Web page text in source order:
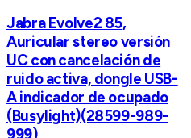
Jabra Evolve2 85,
Auricular stereo versión
UC con cancelación de
ruido activa, dongle USB-
A indicador de ocupado
(Busylight)(28599-989-
999)